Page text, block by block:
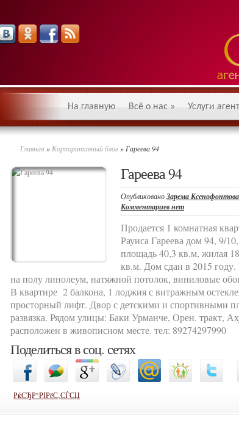
На главную Всё о нас » Услуги
Главная » Корпоративный блог » Гареева 94
Гареева 94
ОпубликованоЗарема Ксенофонтова
Комментариев нет
Продается 1 комнатная
Рауиса Гареева дом 94, 9/
площадь 40,3 кв.м, жилая
кв.м. Дом сдан в 2015
на полу линолеум, натяжной потолок, виниловые
В квартире 2 балкона, 1 лоджия с витражным
просторный лифт. Двор с детскими и спортивными
развязка. Рядом улицы: Баки Урманче, Орен. тракт,
расположен в живописном месте. тел: 89274297990
Поделиться в соц. сетях
РќСЂР°РІРёС‚СЃСЏ